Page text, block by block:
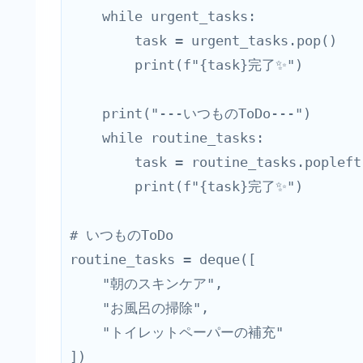
    while urgent_tasks:
        task = urgent_tasks.pop()
        print(f"{task}完了✨")
    print("---いつものToDo---")
    while routine_tasks:
task =
        print(f"{task}完了✨")
# いつものToDo
routine_tasks = deque([
    "朝のスキンケア",
    "お風呂の掃除",
    "トイレットペーパーの補充"
])